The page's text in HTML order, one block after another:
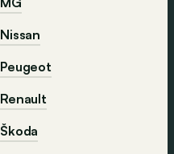
Nissan
Peugeot
Renault
Škoda